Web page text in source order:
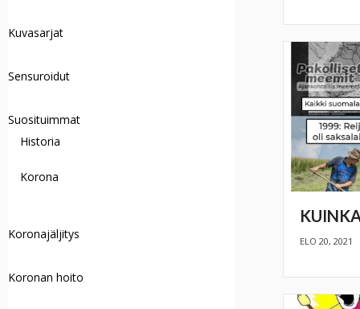
ELO 20, 2021
Kuvasarjat
Sensuroidut
Suosituimmat
Historia
Korona
Koronajäljitys
Koronan hoito